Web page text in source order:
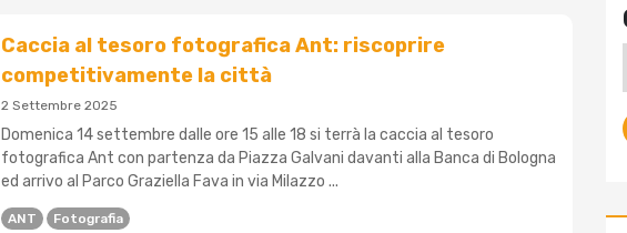
Caccia al tesoro fotografica Ant: riscoprire
competitivamente la città
2 Settembre 2025
Domenica 14 settembre dalle ore 15 alle 18 si terrà la caccia al tesoro
fotografica Ant con partenza da Piazza Galvani davanti alla Banca di Bologna
ed arrivo al Parco Graziella Fava in via Milazzo ...
ANT Fotografia